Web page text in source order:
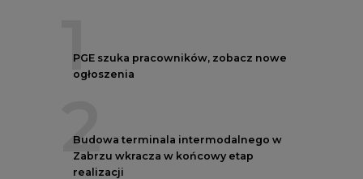
1
PGE szuka pracowników, zobacz nowe
ogłoszenia
2
Budowa terminala intermodalnego w
Zabrzu wkracza w końcowy etap
realizacji